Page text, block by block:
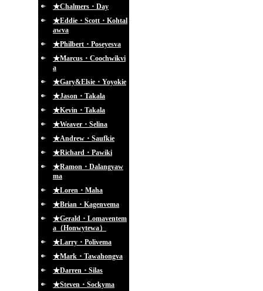
★Chalmers・Day
★Eddie・Scott・Kohtal
awva
★Philbert・Poseyesva
★Marcus・Coochwikvi
a
★Gary&Elsie・Yoyokie
★Jason・Takala
★Kevin・Takala
★Weaver・Selina
★Andrew・Saufkie
★Richard・Pawiki
★Ramon・Dalangyaw
ma
★Loren・Maha
★Brian・Kagenvema
★Gerald・Lomaventem
a（Honwytewa）
★Larry・Polivema
★Mark・Tawahongva
★Darren・Silas
★Steven・Sockyma